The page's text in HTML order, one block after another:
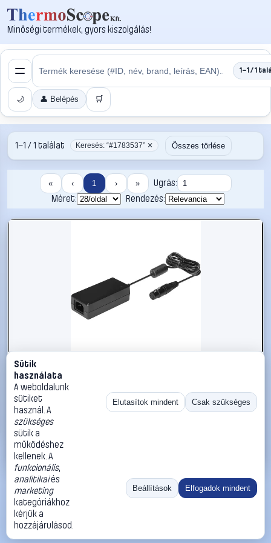
Minőségi termékek, gyors kiszolgálás!
1–1 / 1
🌙 👤 Belépés 🛒
1–1 / 1 találat Keresés: “#1783537” ✕ Összes törlése
« ‹ 1 › »
Ugrás:
Méret:
Rendezés:
#1783537
Dehner Elektronik ATS 065T-P241 Asztali tápegység, fix
feszültségű 24 V/DC 11 A 65 W, 264 W stabilizált
Dehner Elektronik Asztali tápegység, adapter
14 990 Ft
Kosárba
«
Ugrás:
Méret:
Rendezés:
©2026
ThermoScope
ÁSZF
Cégbemutató
Sütik
használata
A weboldalunk
sütiket
használ. A
szükséges
sütik a
működéshez
kellenek. A
funkcionális,
analitikaiés
marketing
kategóriákhoz
kérjük a
hozzájárulásod.
Elutasítok mindent Csak szükséges
Beállítások Elfogadok mindent